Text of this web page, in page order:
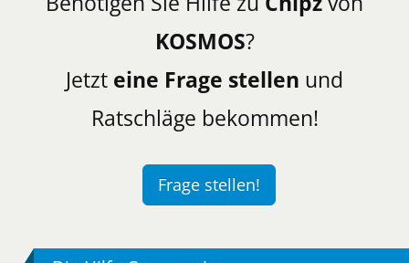
KOSMOS?
Jetzt eine Frage stellen und
Ratschläge bekommen!
Frage stellen!